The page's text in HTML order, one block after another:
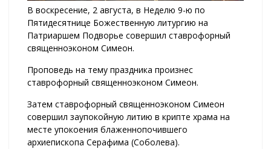
В воскресение, 2 августа, в Неделю 9-ю по
Пятидесятнице Божественную литургию на
Патриаршем Подворье совершил ставрофорный
священноэконом Симеон.
Проповедь на тему праздника произнес
ставрофорный священноэконом Симеон.
Затем ставрофорный священноэконом Симеон
совершил заупокойную литию в крипте храма на
месте упокоения блаженнопочившего
архиепископа Серафима (Соболева).